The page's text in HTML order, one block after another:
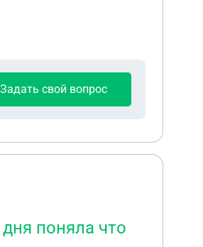
Задать свой вопрос
поняла что